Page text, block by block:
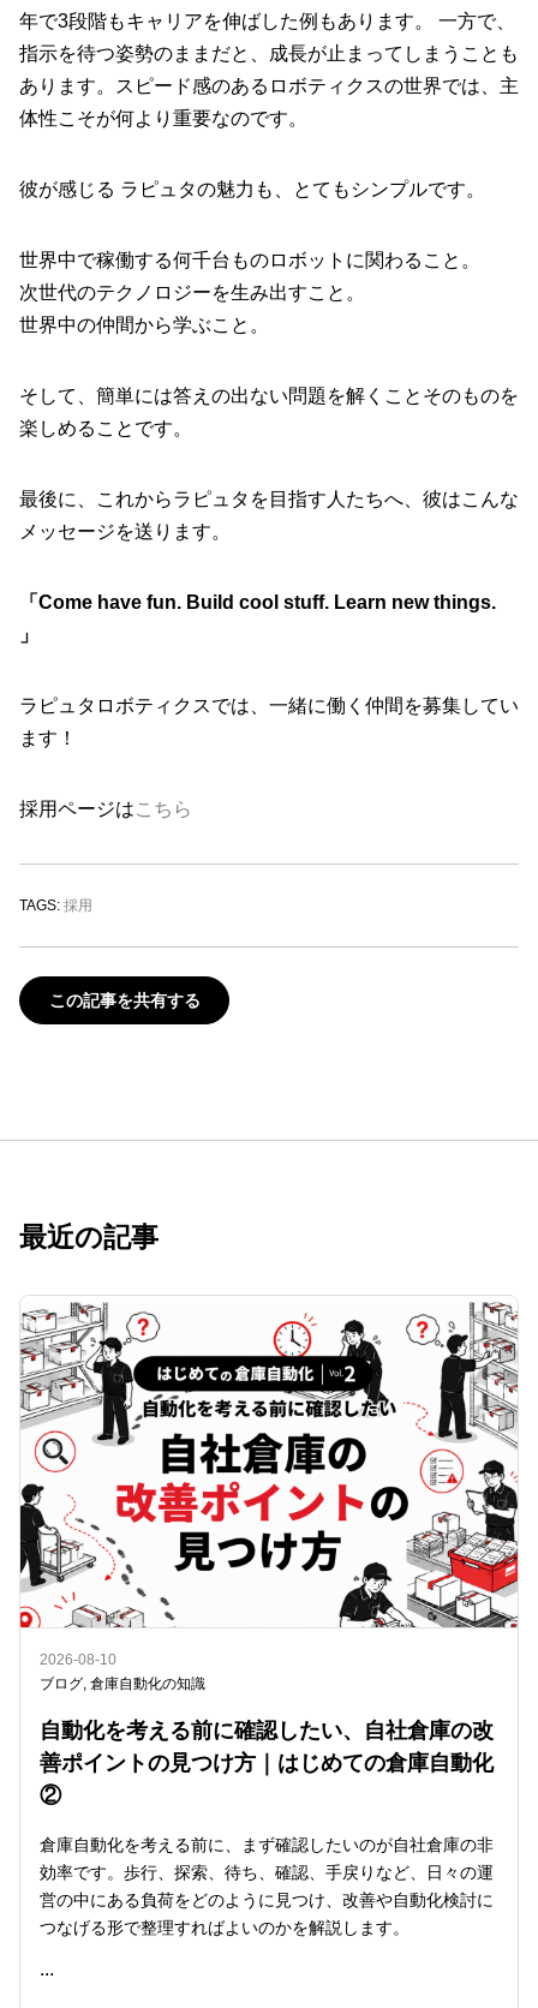
年で3段階もキャリアを伸ばした例もあります。 一方で、
指示を待つ姿勢のままだと、成長が止まってしまうことも
あります。スピード感のあるロボティクスの世界では、主
体性こそが何より重要なのです。
彼が感じる ラピュタの魅力も、とてもシンプルです。
世界中で稼働する何千台ものロボットに関わること。
次世代のテクノロジーを生み出すこと。
世界中の仲間から学ぶこと。
そして、簡単には答えの出ない問題を解くことそのものを
楽しめることです。
最後に、これからラピュタを目指す人たちへ、彼はこんな
メッセージを送ります。
「Come have fun. Build cool stuff. Learn new things.
」
ラピュタロボティクスでは、一緒に働く仲間を募集してい
ます！
採用ページはこちら
TAGS: 採用
この記事を共有する
最近の記事
2026-08-10
ブログ, 倉庫自動化の知識
自動化を考える前に確認したい、自社倉庫の改
善ポイントの見つけ方｜はじめての倉庫自動化
②
倉庫自動化を考える前に、まず確認したいのが自社倉庫の非
効率です。歩行、探索、待ち、確認、手戻りなど、日々の運
営の中にある負荷をどのように見つけ、改善や自動化検討に
つなげる形で整理すればよいのかを解説します。
...
READ ME